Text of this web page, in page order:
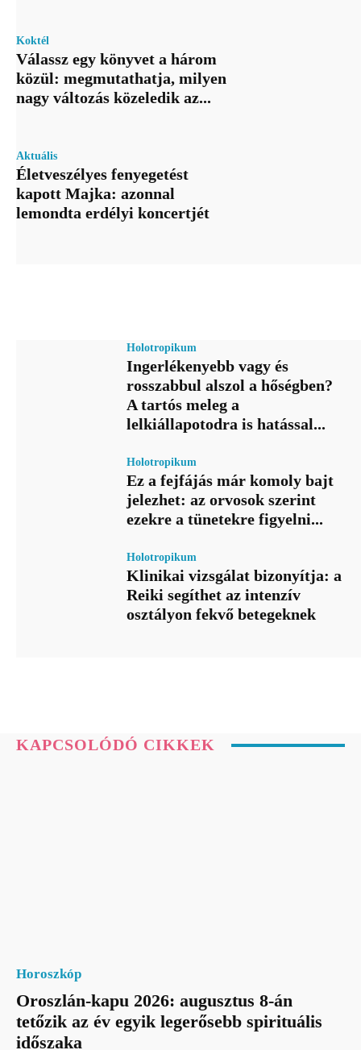
Koktél
Válassz egy könyvet a három
közül: megmutathatja, milyen
nagy változás közeledik az...
Aktuális
Életveszélyes fenyegetést
kapott Majka: azonnal
lemondta erdélyi koncertjét
Holotropikum
Ingerlékenyebb vagy és
rosszabbul alszol a hőségben?
A tartós meleg a
lelkiállapotodra is hatással...
Holotropikum
Ez a fejfájás már komoly bajt
jelezhet: az orvosok szerint
ezekre a tünetekre figyelni...
Holotropikum
Klinikai vizsgálat bizonyítja: a
Reiki segíthet az intenzív
osztályon fekvő betegeknek
KAPCSOLÓDÓ CIKKEK
Horoszkóp
Oroszlán-kapu 2026: augusztus 8-án
tetőzik az év egyik legerősebb spirituális
időszaka